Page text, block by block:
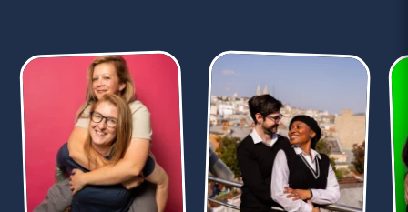
3 minutes
Rencontrer des célibataires gay à Grasse